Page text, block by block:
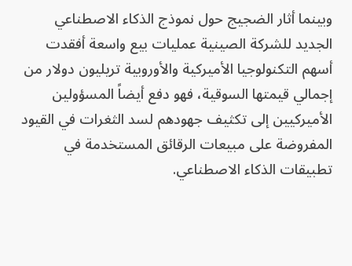
وبينما أثار الضجيج حول نموذج الذكاء الاصطناعي
الجديد للشركة الصينية عمليات بيع واسعة أفقدت
أسهم التكنولوجيا الأميركية والأوروبية تريليون دولار من
إجمالي قيمتها السوقية، فهو دفع أيضاً المسؤولين
الأميركيين إلى تكثيف جهودهم لسد الثغرات في القيود
المفروضة على مبيعات الرقائق المستخدمة في
تطبيقات الذكاء الاصطناعي.